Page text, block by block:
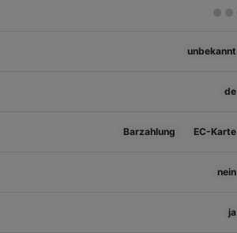
unbekannt
de
Barzahlung EC-Karte
nein
ja